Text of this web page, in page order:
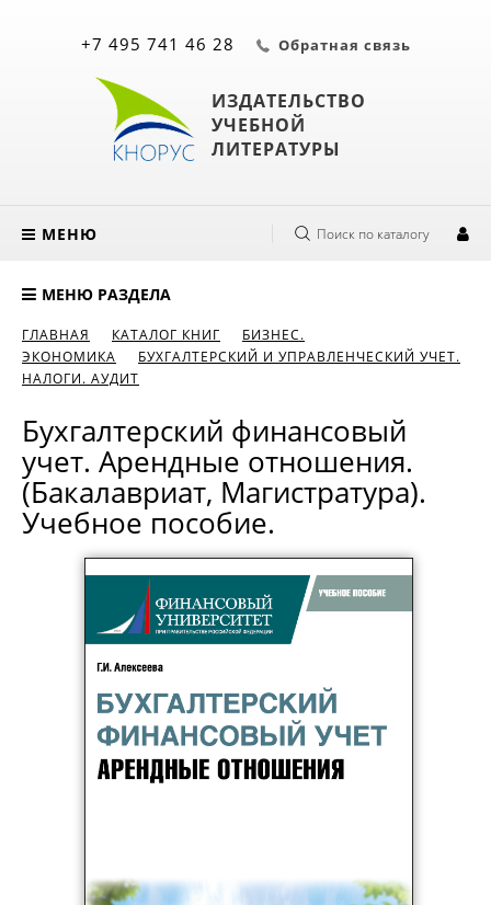
ИЗДАТЕЛЬСТВО
УЧЕБНОЙ
ЛИТЕРАТУРЫ
+7 495 741 46 28 Обратная связь
МЕНЮ Поиск по каталогу
МЕНЮ РАЗДЕЛА
ГЛАВНАЯ КАТАЛОГ КНИГ
БИЗНЕС.
ЭКОНОМИКА
БУХГАЛТЕРСКИЙ И УПРАВЛЕНЧЕСКИЙ УЧЕТ.
НАЛОГИ. АУДИТ
Бухгалтерский финансовый
учет. Арендные отношения.
(Бакалавриат, Магистратура).
Учебное пособие.